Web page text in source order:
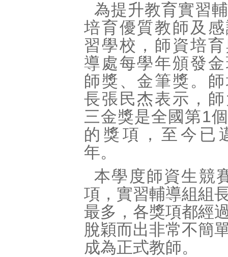
為提升教育實習
培育優質教師及
習學校，師資培
導處每學年頒發
師獎、金筆獎。
長張民杰表示，
三金獎是全國第1
的獎項，至今已
年。
本學度師資生競
項，實習輔導組組
最多，各獎項都經
脫穎而出非常不簡
成為正式教師。